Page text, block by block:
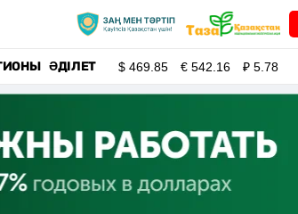
ӘДІЛЕТ $469.85 €542.16 ₽5.78